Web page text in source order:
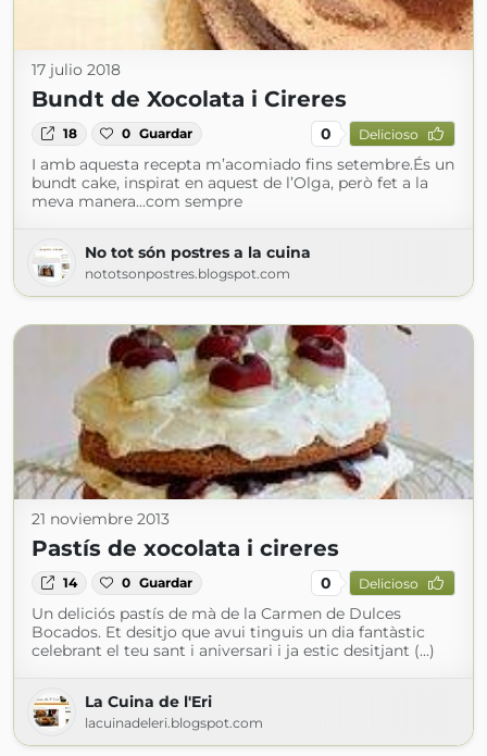
17 julio 2018
Bundt de Xocolata i Cireres
18 0 Guardar 0 Delicioso
I amb aquesta recepta m’acomiado fins setembre.És un
bundt cake, inspirat en aquest de l’Olga, però fet a la
meva manera...com sempre
No tot són postres a la cuina
nototsonpostres.blogspot.com
21 noviembre 2013
Pastís de xocolata i cireres
14 0 Guardar 0 Delicioso
Un deliciós pastís de mà de la Carmen de Dulces
Bocados. Et desitjo que avui tinguis un dia fantàstic
celebrant el teu sant i aniversari i ja estic desitjant (...)
La Cuina de l'Eri
lacuinadeleri.blogspot.com